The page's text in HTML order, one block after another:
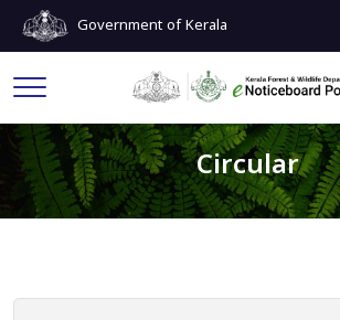
Government of Kerala
Circular